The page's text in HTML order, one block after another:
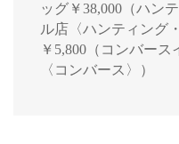
ッグ￥38,000（ハン
ル店〈ハンティング
￥5,800（コンバー
〈コンバース〉）